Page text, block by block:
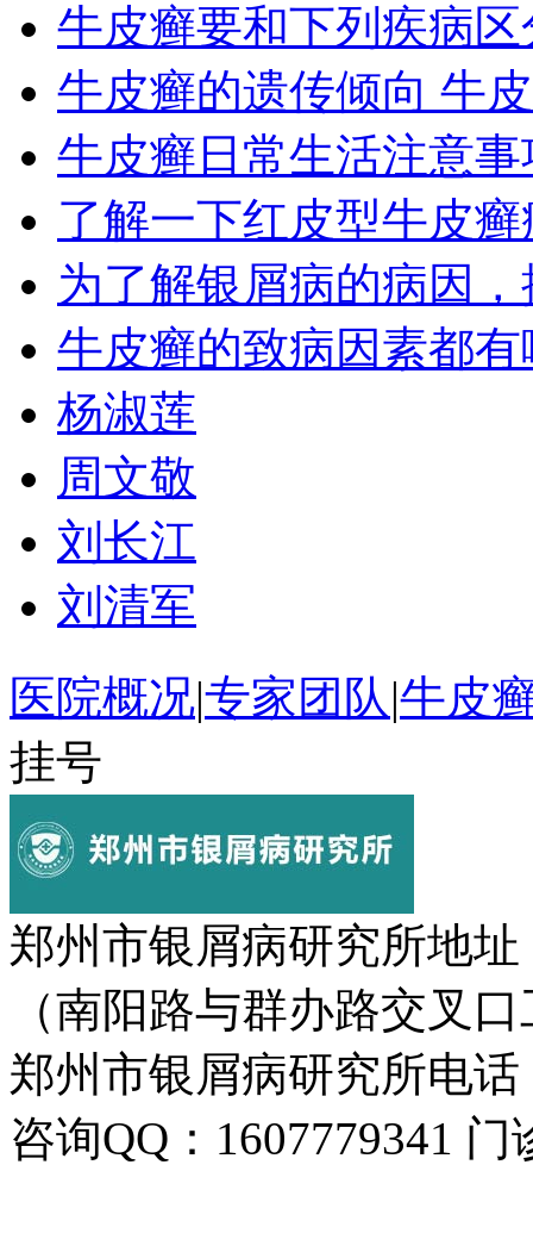
牛皮癣要和下列疾病
牛皮癣的遗传倾向 牛
牛皮癣日常生活注意事
了解一下红皮型牛皮
为了解银屑病的病因
牛皮癣的致病因素都
杨淑莲
周文敬
刘长江
刘清军
医院概况|专家团队 |牛皮
挂号
郑州市银屑病研究所地
（南阳路与群办路交叉
郑州市银屑病研究所电话
咨询QQ：1607779341